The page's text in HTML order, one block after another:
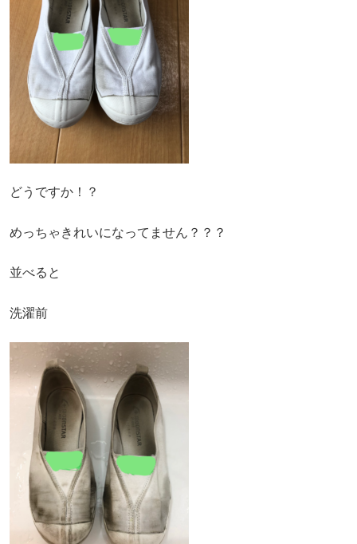
どうですか！？
めっちゃきれいになってません？？？
並べると
洗濯前